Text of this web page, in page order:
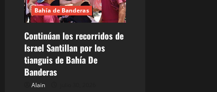
a
d
a
s
Bahía de Banderas
Continúan los recorridos de
Israel Santillan por los
tianguis de Bahía De
Banderas
Alain